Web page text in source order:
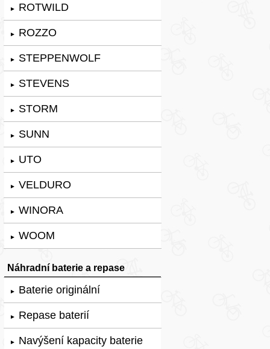
► ROTWILD
► ROZZO
► STEPPENWOLF
► STEVENS
► STORM
► SUNN
► UTO
► VELDURO
► WINORA
► WOOM
Náhradní baterie a repase
► Baterie originální
► Repase baterií
► Navýšení kapacity baterie